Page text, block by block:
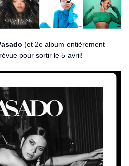
(et 2e album entièrement
pour sortir le 5 avril!